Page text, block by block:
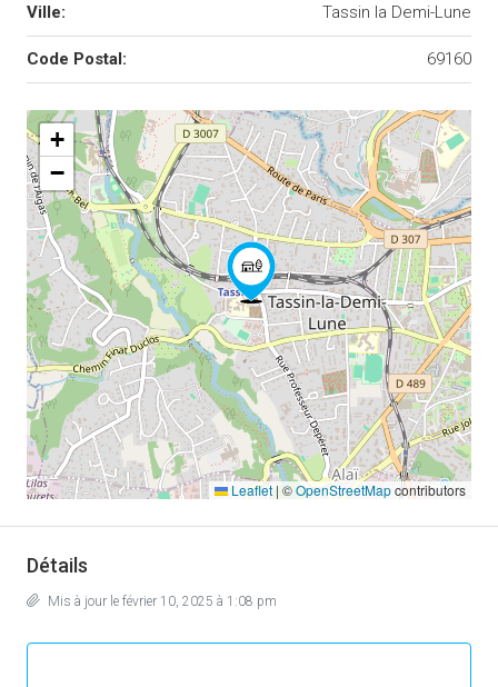
Ville: Tassin la Demi-Lune
Code Postal: 69160
+
−
Leaflet | ©OpenStreetMapcontributors
Détails
Mis à jour le février 10, 2025 à 1:08 pm